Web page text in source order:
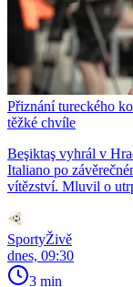
Přiznání tureckého
těžké chvíle
Beşiktaş vyhrál v
Italiano po
vítězství. Mluvil o
SportyŽivě
dnes, 09:30
3 min